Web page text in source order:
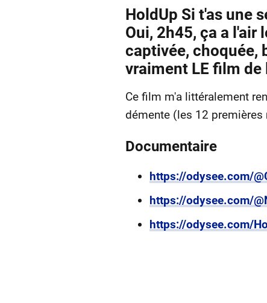
HoldUp Si t'as une
Oui, 2h45, ça a l'air
captivée, choquée,
vraiment LE film de
Ce film m'a littéralement
démente (les 12 premières
Documentaire
https://odysee.com/
https://odysee.com/
https://odysee.com/